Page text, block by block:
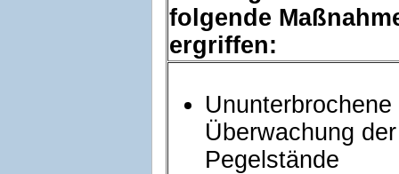
folgende
ergriffen:
Ununterbrochene
Überwachung der
Pegelstände